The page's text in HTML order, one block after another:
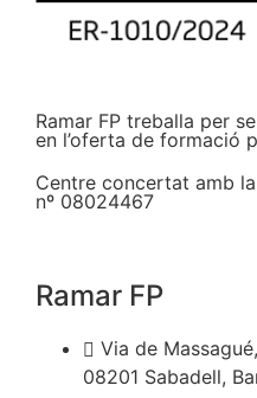
Ramar FP treballa per
en l’oferta de formació
Centre concertat amb
nº 08024467
Ramar FP
Via de
08201 Sabadell,